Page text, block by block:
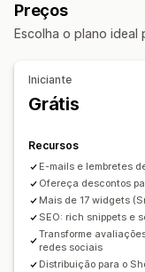
Página de todas as
Highlights de
Maneiras de obter
Formulários
Importação e
Sindicação de
Solicitações
Opções de exibição
Layouts automáticos
Acompanhamento
Acompanhamento
Preços
Escolha o plano ideal
Iniciante
Grátis
Recursos
E-mails e lembretes
Ofereça descontos
Mais de 17 widgets
SEO: rich snippets e
Transforme
redes sociais
Distribuição para o